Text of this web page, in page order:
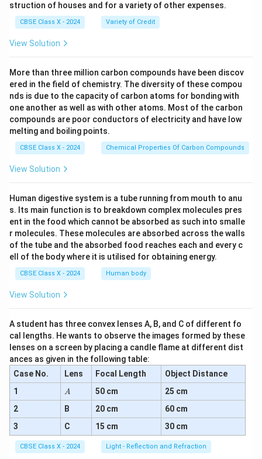
struction of houses and for a variety of other expenses.
CBSE Class X - 2024 Variety of Credit
View Solution
More than three million carbon compounds have been discov
ered in the field of chemistry. The diversity of these compou
nds is due to the capacity of carbon atoms for bonding with
one another as well as with other atoms. Most of the carbon
compounds are poor conductors of electricity and have low
melting and boiling points.
CBSE Class X - 2024 Chemical Properties Of Carbon Compounds
View Solution
Human digestive system is a tube running from mouth to anu
s. Its main function is to breakdown complex molecules pres
ent in the food which cannot be absorbed as such into smalle
r molecules. These molecules are absorbed across the walls
of the tube and the absorbed food reaches each and every c
ell of the body where it is utilised for obtaining energy.
CBSE Class X - 2024 Human body
View Solution
A student has three convex lenses A, B, and C of different fo
cal lengths. He wants to observe the images formed by these
lenses on a screen by placing a candle flame at different dist
ances as given in the following table:
Case No.
Lens Focal Length
Object Distance
1
A
A 50 cm
25 cm
2
B 20 cm
60 cm
3
C 15 cm 30 cm
CBSE Class X - 2024 Light - Reflection and Refraction